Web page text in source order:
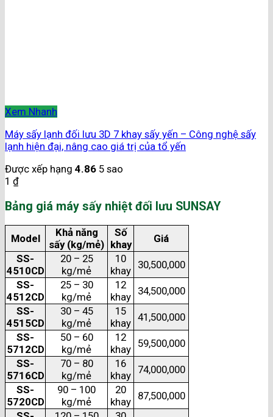
Xem Nhanh
Máy sấy lạnh đối lưu 3D 7 khay sấy yến – Công nghệ sấy
lạnh hiện đại, nâng cao giá trị của tổ yến
Được xếp hạng 4.86 5 sao
1 ₫
Bảng giá máy sấy nhiệt đối lưu SUNSAY
Model
Khả năng
sấy (kg/mẻ)
Số
khay
Giá
SS-
4510CD
20 – 25
kg/mẻ
10
khay 30,500,000
SS-
4512CD
25 – 30
kg/mẻ
12
khay 34,500,000
SS-
4515CD
30 – 45
kg/mẻ
15
khay 41,500,000
SS-
5712CD
50 – 60
kg/mẻ
12
khay 59,500,000
SS-
5716CD
70 – 80
kg/mẻ
16
khay 74,000,000
SS-
5720CD
90 – 100
kg/mẻ
20
khay 87,500,000